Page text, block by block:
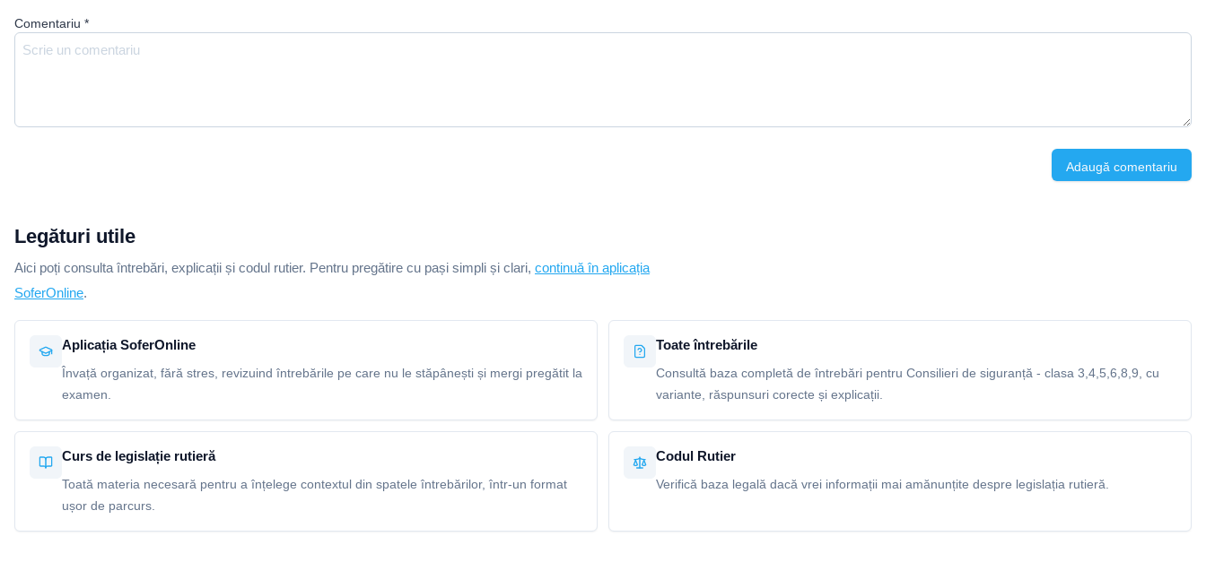
Comentariu *
Adaugă comentariu
Legături utile
Aici poți consulta întrebări, explicații și codul rutier. Pentru pregătire cu pași simpli și clari, continuă în aplicația
SoferOnline.
Aplicația SoferOnline
Învață organizat, fără stres, revizuind întrebările pe care nu le stăpânești și mergi pregătit la
examen.
Toate întrebările
Consultă baza completă de întrebări pentru Consilieri de siguranță - clasa 3,4,5,6,8,9, cu
variante, răspunsuri corecte și explicații.
Curs de legislație rutieră
Toată materia necesară pentru a înțelege contextul din spatele întrebărilor, într-un format
ușor de parcurs.
Codul Rutier
Verifică baza legală dacă vrei informații mai amănunțite despre legislația rutieră.